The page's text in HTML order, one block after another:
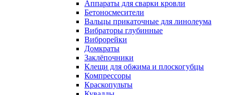
Аппараты для сварки кровли
Бетоносмесители
Вальцы прикаточные для линолеума
Вибраторы глубинные
Виброрейки
Домкраты
Заклёпочники
Клещи для обжима и плоскогубцы
Компрессоры
Краскопульты